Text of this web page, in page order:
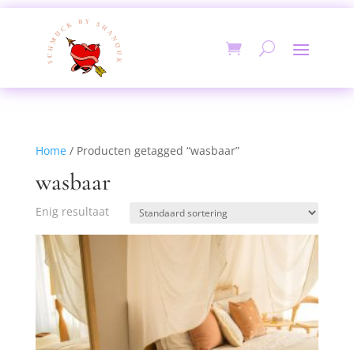
Home/ Producten getagged “wasbaar”
wasbaar
Enig resultaat